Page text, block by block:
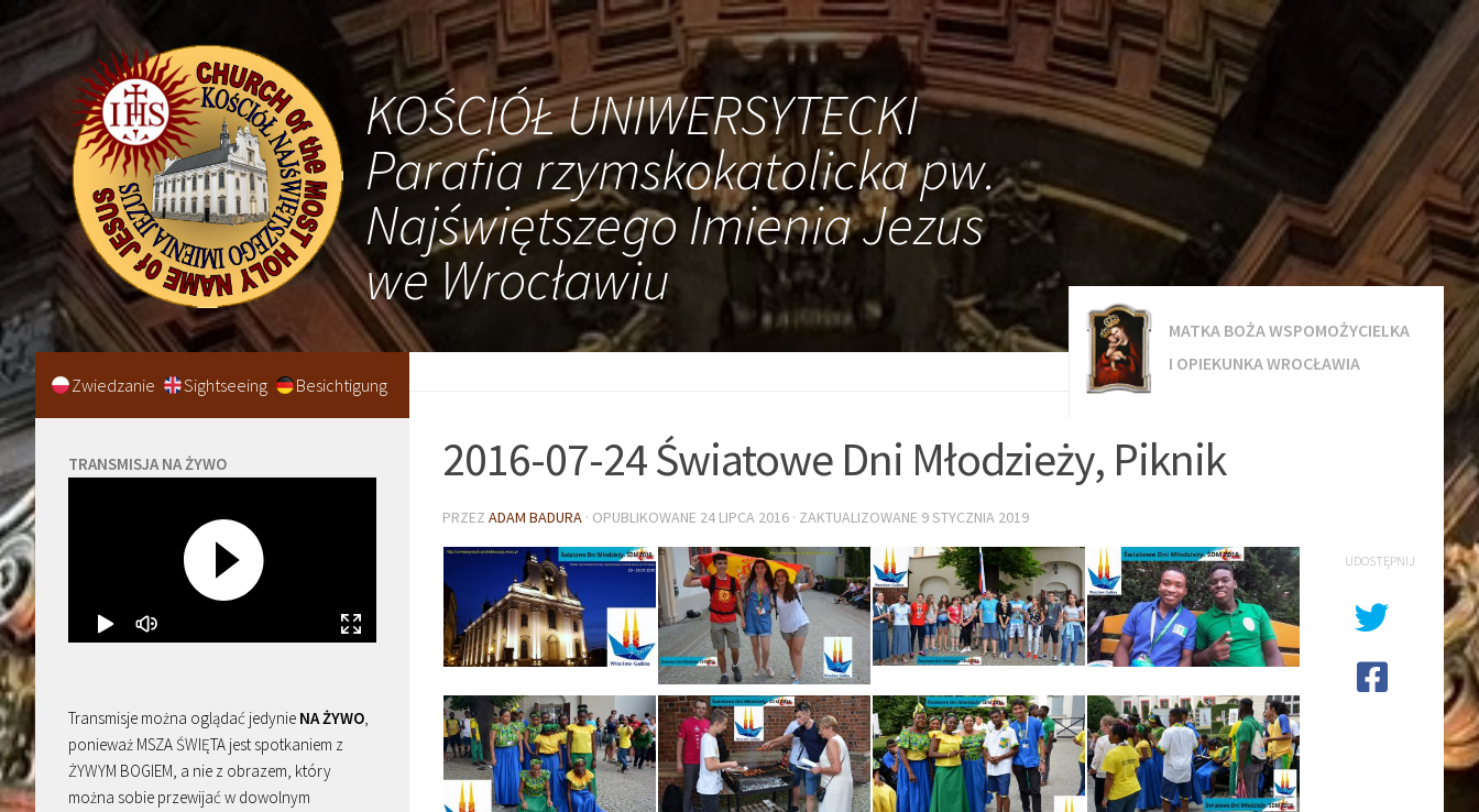
KOŚCIÓŁ UNIWERSYTECKI
Parafia rzymskokatolicka pw.
Najświętszego Imienia Jezus
we Wrocławiu
MATKA BOŻA WSPOMOŻYCIELKA
I OPIEKUNKA WROCŁAWIA
2016-07-24 Światowe Dni Młodzieży, Piknik
PRZEZ ADAM BADURA · OPUBLIKOWANE 24 LIPCA 2016 · ZAKTUALIZOWANE 9 STYCZNIA 2019
UDOSTĘPNIJ
Zwiedzanie Sightseeing Besichtigung
TRANSMISJA NA ŻYWO
Transmisje można oglądać jedynie NA ŻYWO,
ponieważ MSZA ŚWIĘTA jest spotkaniem z
ŻYWYM BOGIEM, a nie z obrazem, który
można sobie przewijać w dowolnym